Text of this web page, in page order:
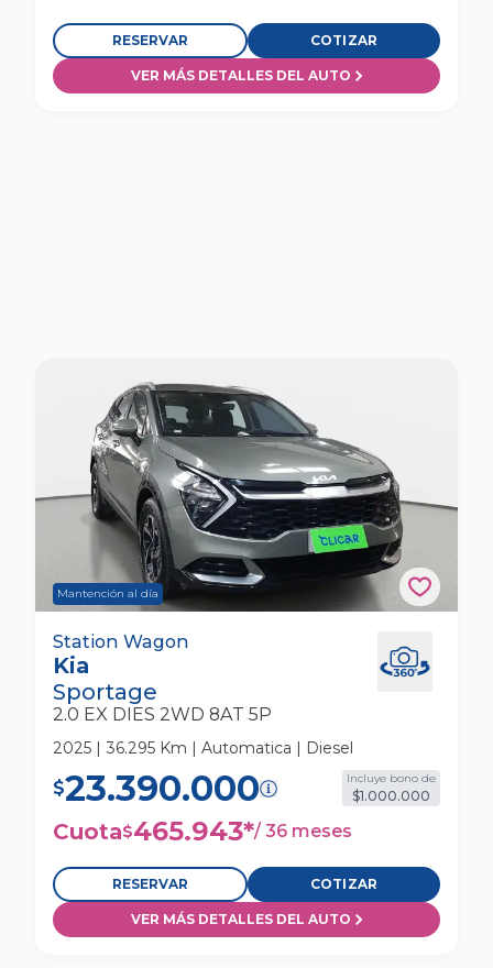
RESERVAR COTIZAR
VER MÁS DETALLES DEL AUTO
Mantención al día
Kia Sportage 2.0 Ex Dies 2wd 8at 5p Station
Wagon
Station Wagon
Kia
Sportage
2.0 EX DIES 2WD 8AT 5P
2025 | 36.295 Km | Automatica | Diesel
$23.390.000 Incluye bono de
$1.000.000
Cuota$465.943*/ 36 meses
RESERVAR COTIZAR
VER MÁS DETALLES DEL AUTO